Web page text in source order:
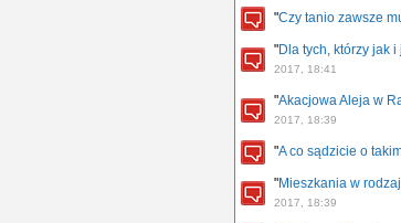
"Czy tanio zawsze
"Dla tych, którzy jak i
2017, 18:41
"Akacjowa Aleja w
2017, 18:39
"A co sądzicie o
"Mieszkania w
2017, 18:39